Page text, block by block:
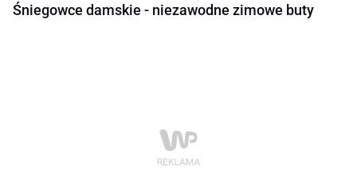
Śniegowce damskie - niezawodne zimowe buty